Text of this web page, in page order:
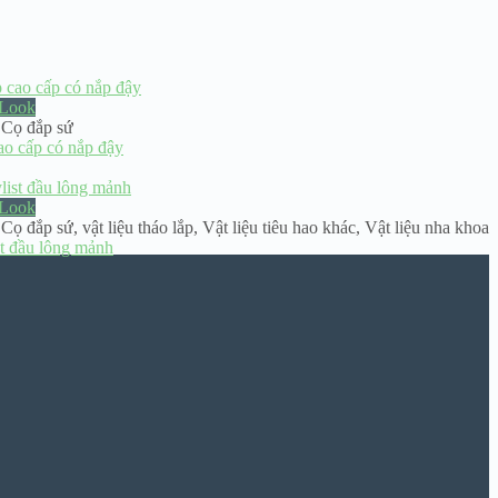
đắp sứ
cấp có nắp đậy
đắp sứ, vật liệu tháo lắp, Vật liệu tiêu hao khác, Vật liệu nha khoa
đầu lông mảnh